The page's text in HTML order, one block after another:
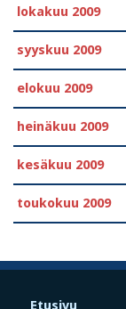
lokakuu 2009
syyskuu 2009
elokuu 2009
heinäkuu 2009
kesäkuu 2009
toukokuu 2009
Etusivu